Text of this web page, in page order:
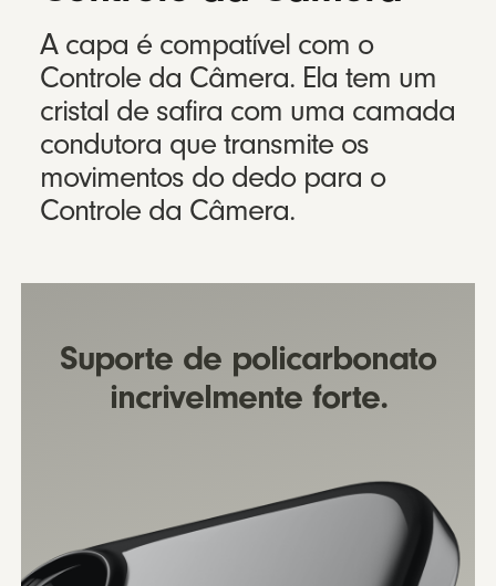
A capa é compatível com o
Controle da Câmera. Ela tem um
cristal de safira com uma camada
condutora que transmite os
movimentos do dedo para o
Controle da Câmera.
Suporte de policarbonato
incrivelmente forte.